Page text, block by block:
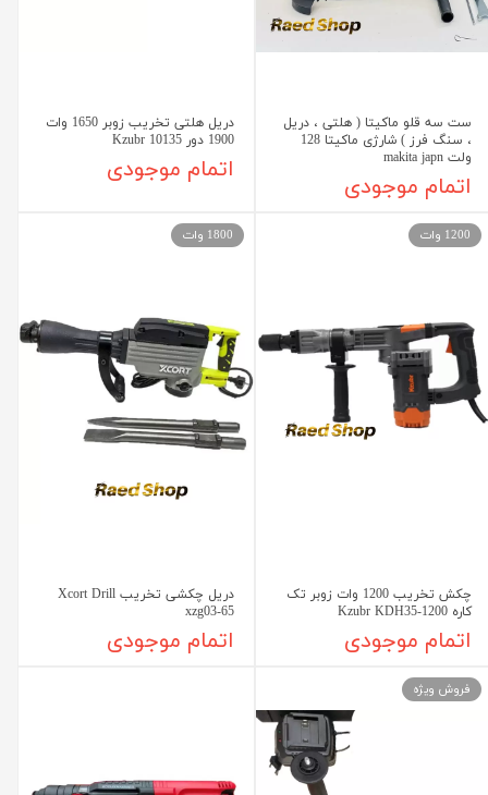
ست سه قلو ماکیتا ( هلتی ، دریل
، سنگ فرز ) شارژی ماکیتا 128
ولت makita japn
اتمام موجودی
دریل هلتی تخریب زوبر 1650 وات
1900 دور Kzubr 10135
اتمام موجودی
چکش تخریب 1200 وات زوبر تک
کاره Kzubr KDH35-1200
اتمام موجودی
1200 وات
دریل چکشی تخریب Xcort Drill
xzg03-65
اتمام موجودی
1800 وات
فروش ویژه